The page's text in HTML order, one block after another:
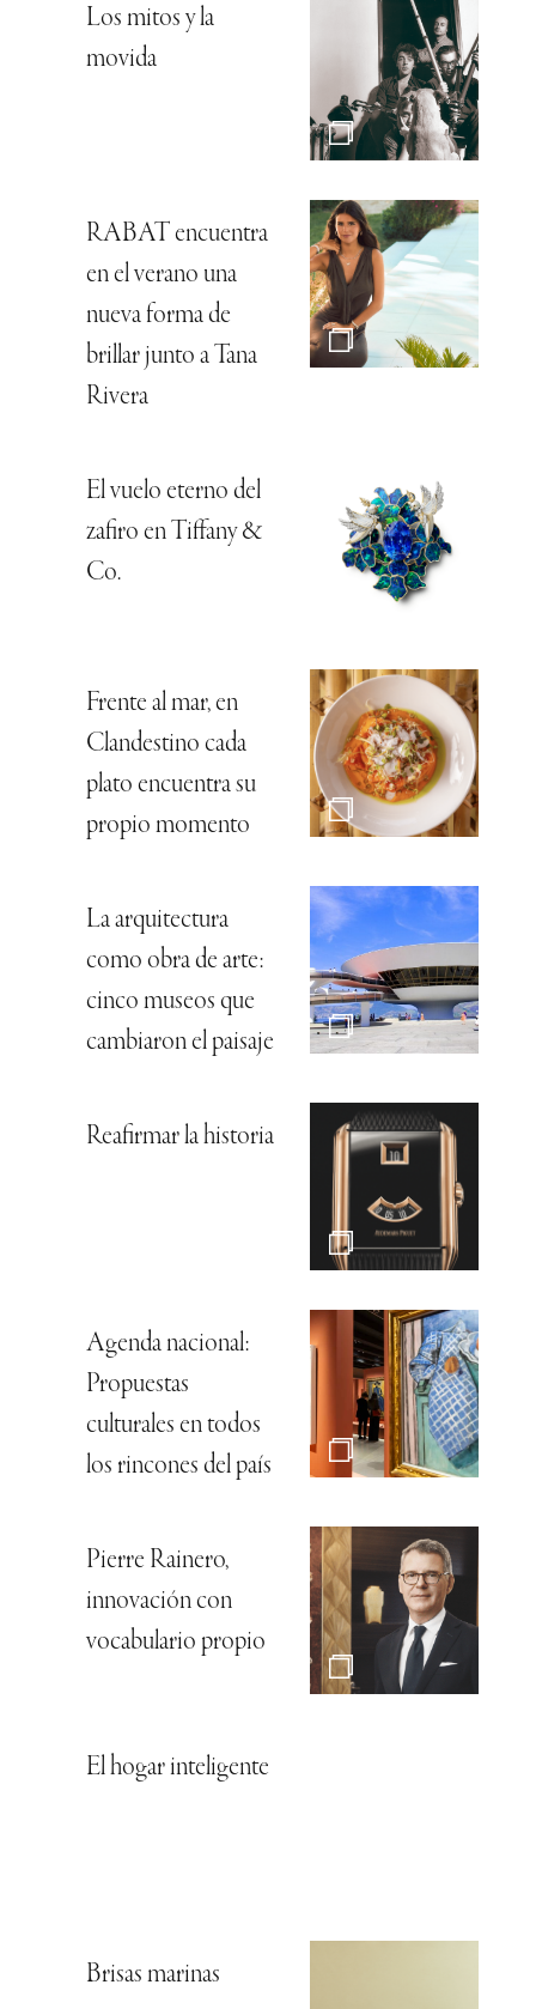
Los mitos y la
movida
RABAT encuentra
en el verano una
nueva forma de
brillar junto a Tana
Rivera
El vuelo eterno del
zafiro en Tiffany &
Co.
Frente al mar, en
Clandestino cada
plato encuentra su
propio momento
La arquitectura
como obra de arte:
cinco museos que
cambiaron el paisaje
Reafirmar la historia
Agenda nacional:
Propuestas
culturales en todos
los rincones del país
Pierre Rainero,
innovación con
vocabulario propio
El hogar inteligente
Brisas marinas